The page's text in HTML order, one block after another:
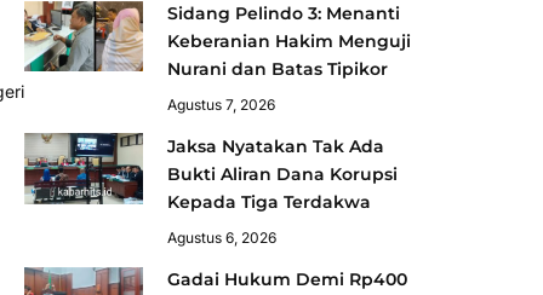
Sidang Pelindo 3: Menanti
Keberanian Hakim Menguji
Nurani dan Batas Tipikor
Agustus 7, 2026
Jaksa Nyatakan Tak Ada
Bukti Aliran Dana Korupsi
Kepada Tiga Terdakwa
Agustus 6, 2026
Gadai Hukum Demi Rp400